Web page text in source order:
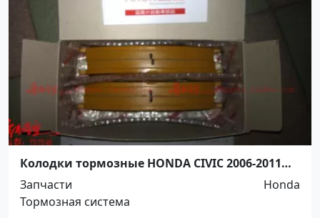
Колодки тормозные HONDA CIVIC 2006-2011
задние Краснодар
Запчасти
Honda
Тормозная система